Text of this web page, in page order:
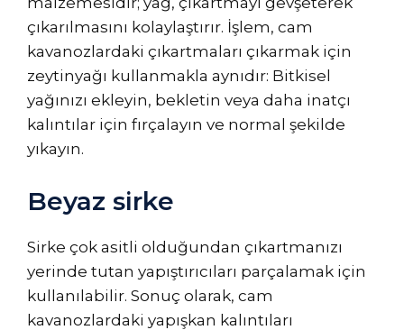
çıkarılmasını kolaylaştırır. İşlem, cam
kavanozlardaki çıkartmaları çıkarmak için
zeytinyağı kullanmakla aynıdır: Bitkisel
yağınızı ekleyin, bekletin veya daha inatçı
kalıntılar için fırçalayın ve normal şekilde
yıkayın.
Beyaz sirke
Sirke çok asitli olduğundan çıkartmanızı
yerinde tutan yapıştırıcıları parçalamak için
kullanılabilir. Sonuç olarak, cam
kavanozlardaki yapışkan kalıntıları